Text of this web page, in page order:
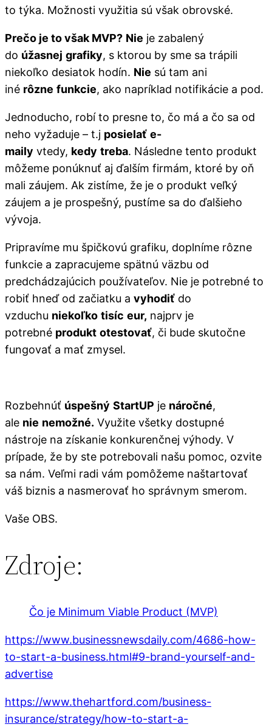
to týka. Možnosti využitia sú však obrovské.
Prečo je to však MVP? Nie je zabalený
do úžasnej grafiky, s ktorou by sme sa trápili
niekoľko desiatok hodín. Nie sú tam ani
iné rôzne funkcie, ako napríklad notifikácie a pod.
Jednoducho, robí to presne to, čo má a čo sa od
neho vyžaduje – t.j posielať e-
maily vtedy, kedy treba. Následne tento produkt
môžeme ponúknuť aj ďalším firmám, ktoré by oň
mali záujem. Ak zistíme, že je o produkt veľký
záujem a je prospešný, pustíme sa do ďalšieho
vývoja.
Pripravíme mu špičkovú grafiku, doplníme rôzne
funkcie a zapracujeme spätnú väzbu od
predchádzajúcich používateľov. Nie je potrebné to
robiť hneď od začiatku a vyhodiť do
vzduchu niekoľko tisíc eur, najprv je
potrebné produkt otestovať, či bude skutočne
fungovať a mať zmysel.
Rozbehnúť úspešný StartUP je náročné,
ale nie nemožné. Využite všetky dostupné
nástroje na získanie konkurenčnej výhody. V
prípade, že by ste potrebovali našu pomoc, ozvite
sa nám. Veľmi radi vám pomôžeme naštartovať
váš biznis a nasmerovať ho správnym smerom.
Vaše OBS.
Zdroje:
Čo je Minimum Viable Product (MVP)
https://www.businessnewsdaily.com/4686-how-
to-start-a-business.html#9-brand-yourself-and-
advertise
https://www.thehartford.com/business-
insurance/strategy/how-to-start-a-